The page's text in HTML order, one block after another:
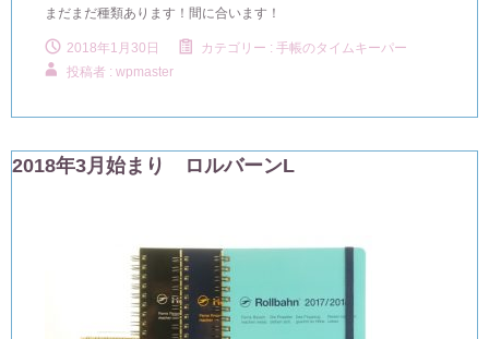
まだまだ種類あります！間に合います！
2018年1月30日 カテゴリー : 手帳のタイムキーパー
投稿者 : wpmaster
2018年3月始まり ロルバーンL